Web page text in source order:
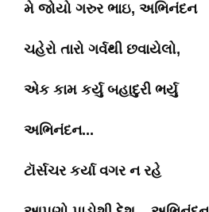
મે જોયો ગરુર ભાઇ, અભિનંદન
ચહેરો તારો ગર્વથી છવાયેલો,
એક કામ કર્યુ બહાદુરી ભર્યુ
અભિનંદન...
ટૉર્સચર કર્યા વગર ન રહે